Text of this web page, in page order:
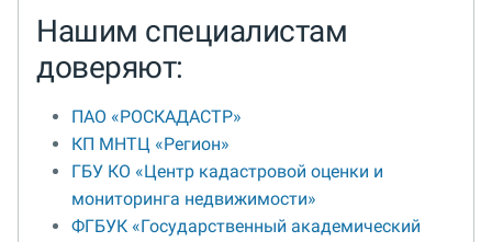
Нашим специалистам
доверяют:
ПАО «РОСКАДАСТР»
КП МНТЦ «Регион»
ГБУ КО «Центр кадастровой оценки и
мониторинга недвижимости»
ФГБУК «Государственный академический